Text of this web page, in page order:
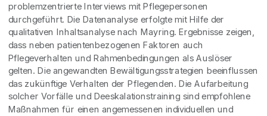
problemzentrierte Interviews mit Pflegepersonen
durchgeführt. Die Datenanalyse erfolgte mit Hilfe der
qualitativen Inhaltsanalyse nach Mayring. Ergebnisse zeigen,
dass neben patientenbezogenen Faktoren auch
Pflegeverhalten und Rahmenbedingungen als Auslöser
gelten. Die angewandten Bewältigungsstrategien beeinflussen
das zukünftige Verhalten der Pflegenden. Die Aufarbeitung
solcher Vorfälle und Deeskalationstraining sind empfohlene
Maßnahmen für einen angemessenen individuellen und